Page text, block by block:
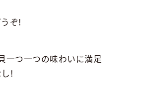
ぞ!
一つ一つの味わいに満足
!